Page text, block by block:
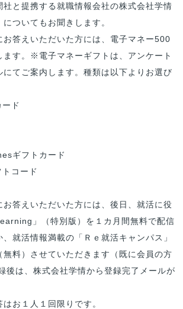
社と提携する就職情報会社の株式会社学情
ついてもお聞きします。
お答えいただいた方には、電子マネー500
ます。※電子マネーギフトは、アンケート
にてご案内します。種類は以下よりお選び
ド
ギフトカード
コード
お答えいただいた方には、後日、就活に役
」（特別版）を１カ月間無料で配信
就活情報満載の「Ｒｅ就活キャンパス」
無料）させていただきます（既に会員の方
後は、株式会社学情から登録完了メールが
お１人１回限りです。